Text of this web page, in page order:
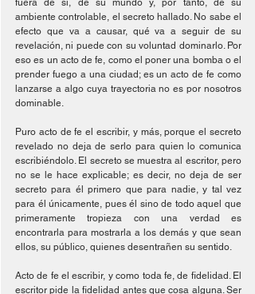
fuera de sí, de su mundo y, por tanto, de su
ambiente controlable, el secreto hallado. No sabe el
efecto que va a causar, qué va a seguir de su
revelación, ni puede con su voluntad dominarlo. Por
eso es un acto de fe, como el poner una bomba o el
prender fuego a una ciudad; es un acto de fe como
lanzarse a algo cuya trayectoria no es por nosotros
dominable.
Puro acto de fe el escribir, y más, porque el secreto
revelado no deja de serlo para quien lo comunica
escribiéndolo. El secreto se muestra al escritor, pero
no se le hace explicable; es decir, no deja de ser
secreto para él primero que para nadie, y tal vez
para él únicamente, pues él sino de todo aquel que
primeramente tropieza con una verdad es
encontrarla para mostrarla a los demás y que sean
ellos, su público, quienes desentrañen su sentido.
Acto de fe el escribir, y como toda fe, de fidelidad. El
escritor pide la fidelidad antes que cosa alguna. Ser